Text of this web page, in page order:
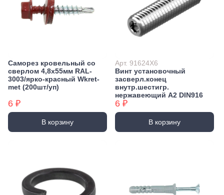
Саморез кровельный со
сверлом 4,8х55мм RAL-
3003/ярко-красный Wkret-
met (200шт/уп)
6 ₽
В корзину
Арт. 91624X6
Винт установочный
засверл.конец
внутр.шестигр.
нержавеющий А2 DIN916
6 ₽
В корзину